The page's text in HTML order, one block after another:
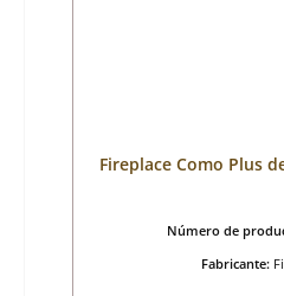
Fireplace Como Plus
Número de
Fabricante: